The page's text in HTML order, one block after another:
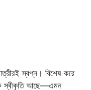
স্বপ্ন। বিশেষ করে
স্বীকৃতি আছে—এমন